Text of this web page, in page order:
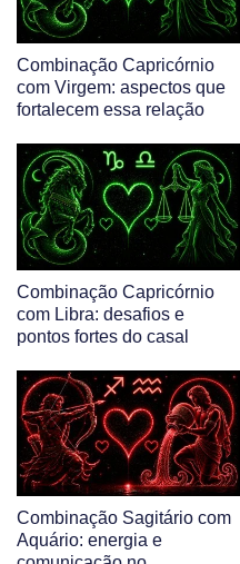
Combinação Capricórnio
com Virgem: aspectos que
fortalecem essa relação
Combinação Capricórnio
com Libra: desafios e
pontos fortes do casal
Combinação Sagitário com
Aquário: energia e